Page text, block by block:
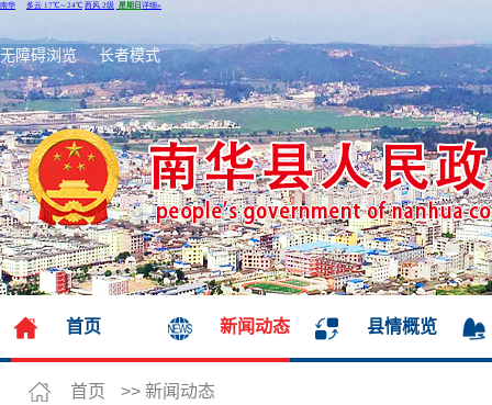
无障碍浏览 长者模式
首页 新闻动态 县情概览
首页 >> 新闻动态